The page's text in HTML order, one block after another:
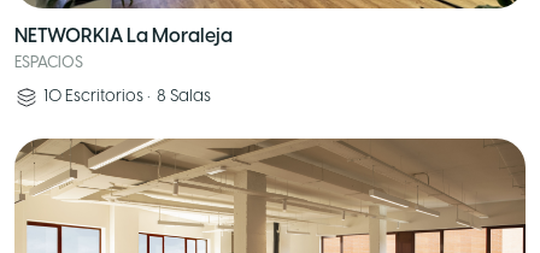
NETWORKIA La Moraleja
ESPACIOS
10 Escritorios • 8 Salas